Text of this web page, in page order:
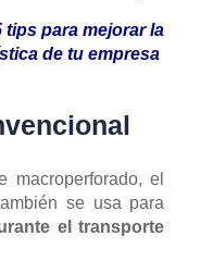
tips para mejorar la
de tu empresa
el
se usa para
el transporte